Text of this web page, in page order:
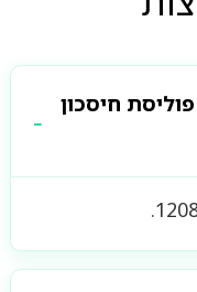
חיסכון